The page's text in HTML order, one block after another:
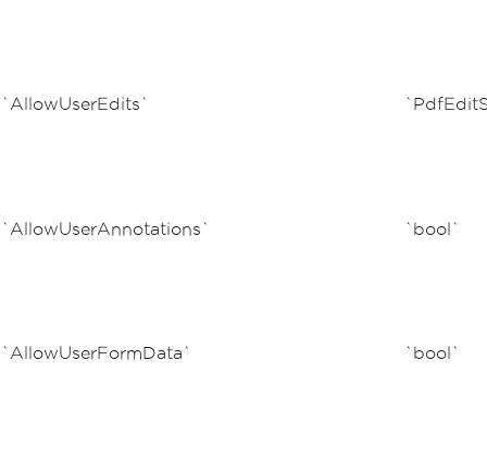
`AllowUserEdits`
`AllowUserAnnotations` `bool`
`AllowUserFormData` `bool`